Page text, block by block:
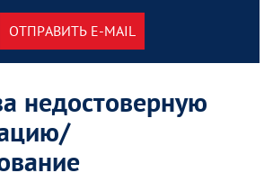
ОТПРАВИТЬ E-MAIL
недостоверную